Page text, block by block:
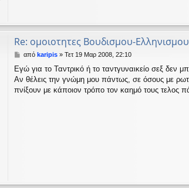
Re: ομοιοτητες Βουδισμου-Ελληνισμου
Δ
μ
ο
σ
από karipis» Τετ 19 Μαρ 2008, 22:10
Εγώ για το Ταντρικό ή το ταντγυναικείο σεξ
Αν θέλεις την γνώμη μου πάντως, σε όσους με
πνίξουν με κάποιον τρόπο τον καημό τους τελος